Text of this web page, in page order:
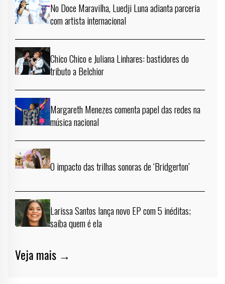
No Doce Maravilha, Luedji Luna adianta parceria
com artista internacional
Chico Chico e Juliana Linhares: bastidores do
tributo a Belchior
Margareth Menezes comenta papel das redes na
música nacional
O impacto das trilhas sonoras de ‘Bridgerton’
Larissa Santos lança novo EP com 5 inéditas;
saiba quem é ela
Veja mais →